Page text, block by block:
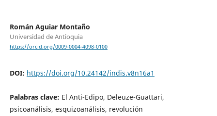
Román Aguiar Montaño
Universidad de Antioquia
https://orcid.org/0009-0004-4098-0100
DOI: https://doi.org/10.24142/indis.v8n16a1
Palabras clave: El Anti-Edipo, Deleuze-Guattari,
psicoanálisis, esquizoanálisis, revolución